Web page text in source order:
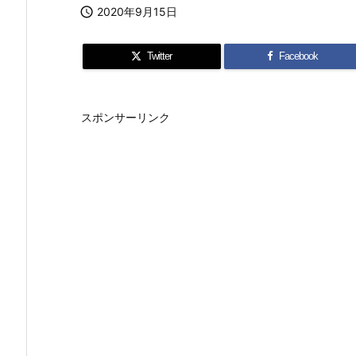
 2020年9月15日
Twitter Facebook
スポンサーリンク